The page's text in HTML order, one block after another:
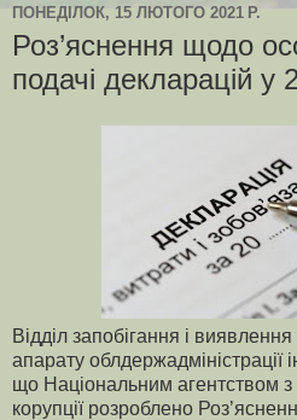
ПОНЕДІЛОК, 15 ЛЮТОГО 2021 Р.
Роз’яснення щодо
подачі декларацій у
Відділ запобігання і виявлення
апарату облдержадміністрації
що Національним агентством з
корупції розроблено